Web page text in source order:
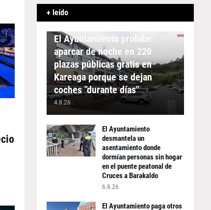
+ leído
APARCAMIENTO
El Ayuntamiento prohíbe
aparcar de noche en 220
plazas públicas gratis en
Kareaga porque se dejan
coches "durante días"
4.8.26
El Ayuntamiento
desmantela un
asentamiento donde
dormían personas sin hogar
en el puente peatonal de
Cruces a Barakaldo
6.8.26
El Ayuntamiento paga otros